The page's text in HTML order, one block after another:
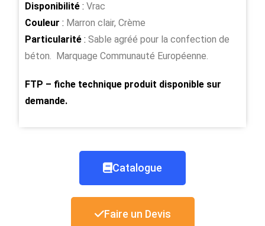
Disponibilité : Vrac
Couleur: Marron clair, Crème
Particularité : Sable agréé pour la confection de
béton. Marquage Communauté Européenne.
FTP – fiche technique produit disponible sur
demande.
Catalogue
Faire un Devis